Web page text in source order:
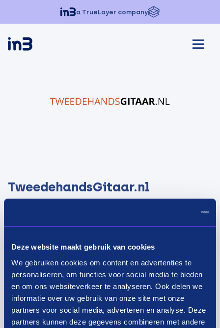
Deze website maakt gebruik van cookies
We gebruiken cookies om content en advertenties te
personaliseren, om functies voor social media te bieden
en om ons websiteverkeer te analyseren. Ook delen we
informatie over uw gebruik van onze site met onze
partners voor social media, adverteren en analyse. Deze
partners kunnen deze gegevens combineren met andere
a TrueLayer company
TweedehandsGitaar.nl